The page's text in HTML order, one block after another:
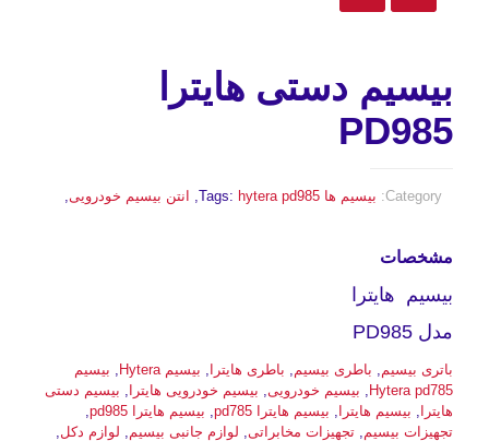
بیسیم دستی هایترا
PD985
مشخصات
بیسیم هایترا
مدل PD985
Category: بیسیم ها Tags: hytera pd985
, انتن بیسیم خودرویی,
باتری بیسیم, باطری بیسیم, باطری هایترا , بیسیم Hytera , بیسیم
Hytera pd785
, بیسیم خودرویی, بیسیم خودرویی هایترا , بیسیم دستی
هایترا , بیسیم هایترا , بیسیم هایترا pd785 , بیسیم هایترا pd985
,
تجهیزات بیسیم, تجهیزات مخابراتی, لوازم جانبی بیسیم, لوازم دکل,